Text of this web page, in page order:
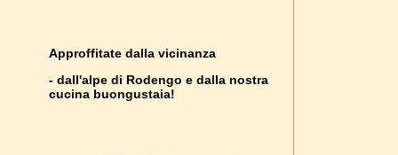
Approffitate dalla vicinanza
- dall'alpe di Rodengo e dalla nostra
cucina buongustaia!